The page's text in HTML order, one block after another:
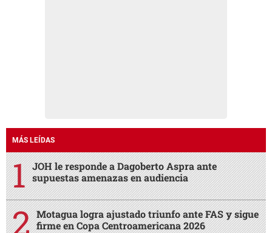
MÁS LEÍDAS
JOH le responde a Dagoberto Aspra ante
supuestas amenazas en audiencia
Motagua logra ajustado triunfo ante FAS y sigue
firme en Copa Centroamericana 2026